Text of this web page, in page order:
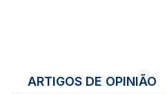
ARTIGOS DE OPINIÃO